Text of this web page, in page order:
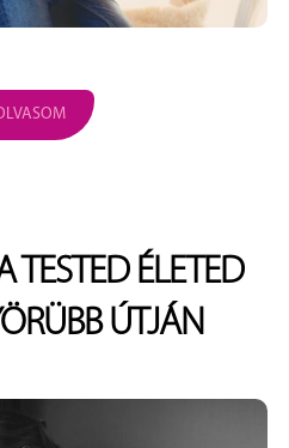
TESTED ÉLETED
ÚTJÁN